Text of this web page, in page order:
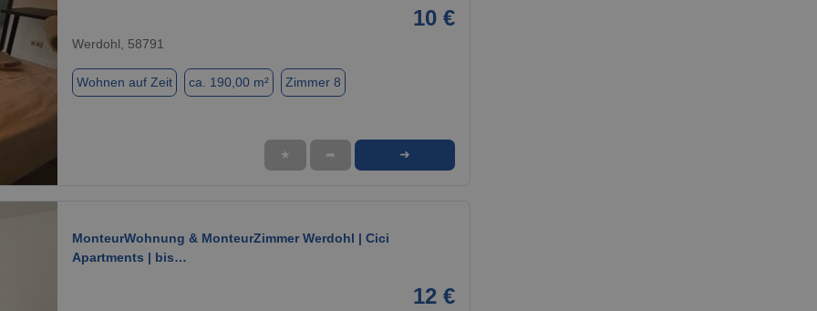
10 €
Werdohl, 58791
Wohnen auf Zeit ca. 190,00 m² Zimmer 8
★ ➦ ➜
MonteurWohnung & MonteurZimmer Werdohl | Cici
Apartments | bis…
12 €